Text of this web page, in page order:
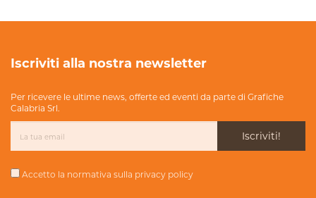
Iscriviti alla nostra newsletter
Per ricevere le ultime news, offerte ed eventi da parte di Grafiche
Calabria Srl.
Iscriviti!
Accetto la normativa sulla privacy policy